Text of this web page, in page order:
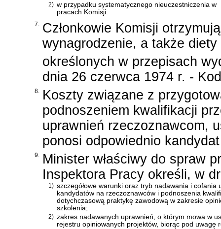
2) w przypadku systematycznego nieuczestniczenia w
pracach Komisji.
7.
Członkowie Komisji
wynagrodzenie, a także
określonych w przepisach
dnia 26 czerwca 1974 r. -
8.
Koszty związane z
podnoszeniem kwalifikacji
uprawnień rzeczoznawcom,
ponosi odpowiednio
9.
Minister właściwy do spraw
Inspektora Pracy określi, w
1) szczegółowe warunki oraz tryb nadawania i
kandydatów na rzeczoznawców i podnoszenia
dotychczasową praktykę zawodową w zakresie
szkolenia;
2) zakres nadawanych uprawnień, o którym mowa w
rejestru opiniowanych projektów, biorąc pod uwagę